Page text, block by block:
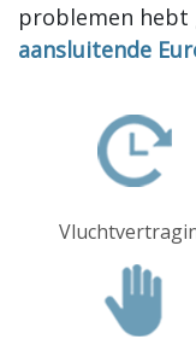
problemen hebt
aansluitende